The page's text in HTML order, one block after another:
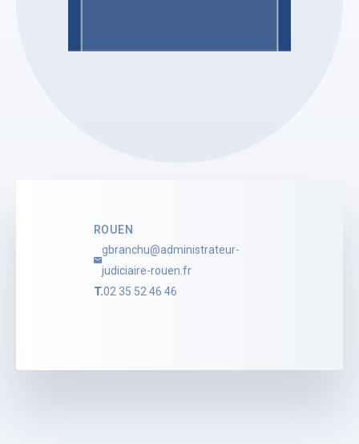
ROUEN
gbranchu@administrateur-
judiciaire-rouen.fr
T.02 35 52 46 46